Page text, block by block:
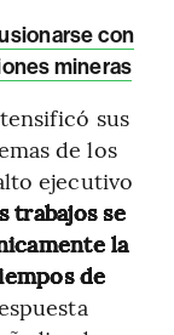
con
mineras
sus
de los
ejecutivo
trabajos se
la
de